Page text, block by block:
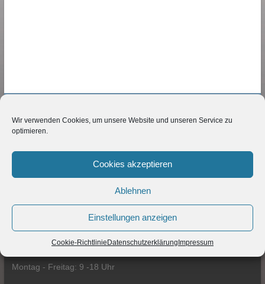
Wir verwenden Cookies, um unsere Website und unseren Service zu
optimieren.
Cookies akzeptieren
Ablehnen
Einstellungen anzeigen
Cookie-RichtlinieDatenschutzerklärungImpressum
NETZBERATER24
34212 Melsungen
Telefon 05661-9050890
GESCHÄFTSZEITEN
Montag - Freitag: 9 -18 Uhr